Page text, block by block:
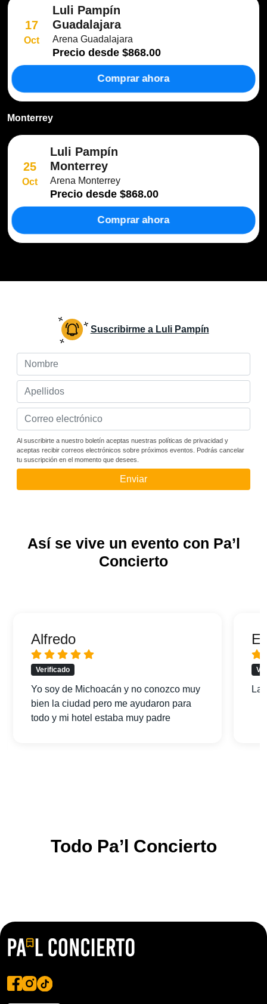
17
Oct
Luli Pampín
Guadalajara
Arena Guadalajara
Precio desde$868.00
Comprar ahora
Monterrey
25
Oct
Luli Pampín
Monterrey
Arena Monterrey
Precio desde $868.00
Comprar ahora
Suscribirme a Luli Pampín
Al suscribirte a nuestro boletín aceptas nuestras políticas de privacidad y
aceptas recibir correos electrónicos sobre próximos eventos. Podrás cancelar
tu suscripción en el momento que desees.
Enviar
Así se vive un evento con Pa’l
Concierto
Alfredo
Verificado
Yo soy de Michoacán y no conozco muy
bien la ciudad pero me ayudaron para
todo y mi hotel estaba muy padre
La
Todo Pa’l Concierto